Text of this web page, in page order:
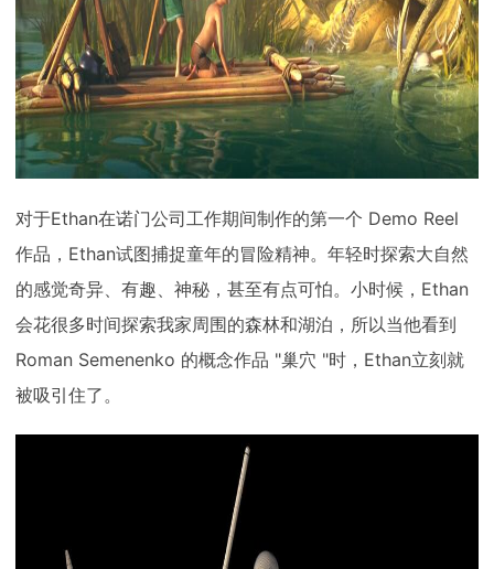
对于Ethan在诺门公司工作期间制作的第一个 Demo Reel
作品，Ethan试图捕捉童年的冒险精神。年轻时探索大自然
的感觉奇异、有趣、神秘，甚至有点可怕。小时候，Ethan
会花很多时间探索我家周围的森林和湖泊，所以当他看到
Roman Semenenko 的概念作品 "巢穴 "时，Ethan立刻就
被吸引住了。